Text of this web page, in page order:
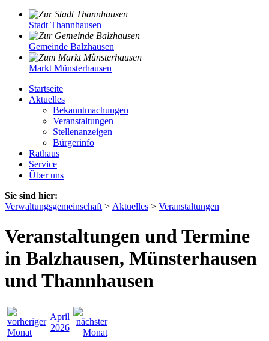
Stadt Thannhausen
Gemeinde Balzhausen
Markt Münsterhausen
Startseite
Aktuelles
Bekanntmachungen
Veranstaltungen
Stellenanzeigen
Bürgerinfo
Rathaus
Service
Über uns
Sie sind hier:
Verwaltungsgemeinschaft > Aktuelles > Veranstaltungen
Veranstaltungen und Termine
in Balzhausen, Münsterhausen
und Thannhausen
April
2026